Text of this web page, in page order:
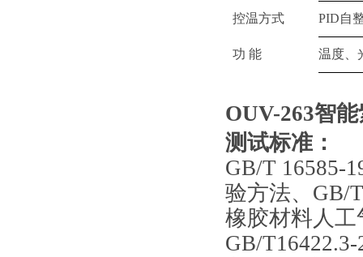
控温方式 PID自
功 能 温度、
OUV-263智
测试标准：
GB/T 16585-
验方法、 GB/
橡胶材料人
GB/